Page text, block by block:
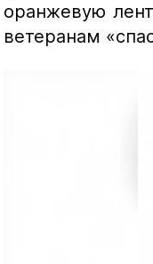
оранжевую
ветеранам